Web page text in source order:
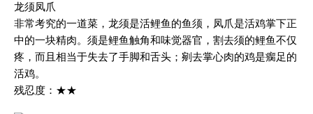
龙须凤爪
非常考究的一道菜，龙须是活鲤鱼的鱼须，凤爪是活鸡掌下正
中的一块精肉。须是鲤鱼触角和味觉器官，割去须的鲤鱼不仅
疼，而且相当于失去了手脚和舌头；剜去掌心肉的鸡是瘸足的
活鸡。
残忍度：★★